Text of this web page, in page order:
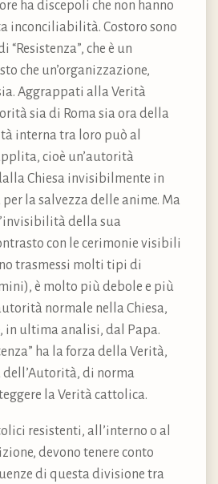
ha discepoli che non hanno
inconciliabilità. Costoro sono
che è un
che un’organizzazione,
Aggrappati alla Verità
sia di Roma sia ora della
interna tra loro può al
cioè un’autorità
Chiesa invisibilmente in
la salvezza delle anime. Ma
della sua
con le cerimonie visibili
trasmessi molti tipi di
è molto più debole e più
normale nella Chiesa,
in ultima analisi, dal Papa.
ha la forza della Verità,
di norma
la Verità cattolica.
resistenti, all’interno o al
devono tenere conto
di questa divisione tra